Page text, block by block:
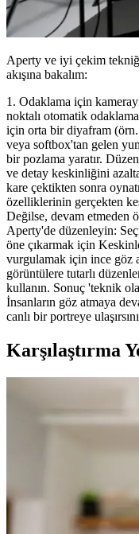
Aperty ve iyi çekim
akışına bakalım:
1. Odaklama için
noktalı otomatik
için orta bir diyafram (örn.
veya softbox'tan gelen
bir pozlama yaratır.
ve detay keskinliğini
kare çektikten sonra
özelliklerinin gerçekten
Değilse, devam etmeden
Aperty'de düzenleyin:
öne çıkarmak için
vurgulamak için ince göz
görüntülere tutarlı
kullanın. Sonuç 'teknik
İnsanların göz atmaya
canlı bir portreye
Karşılaştırma